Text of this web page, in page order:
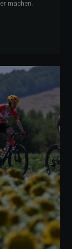
machen.